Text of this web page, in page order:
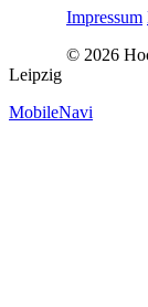
Impressum
© 2026
Leipzig
MobileNavi